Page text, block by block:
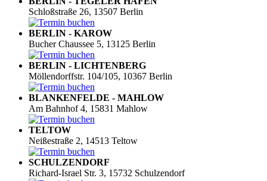
Schloßstraße 26, 13507 Berlin
BERLIN - KAROW
Bucher Chaussee 5, 13125 Berlin
BERLIN - LICHTENBERG
Möllendorffstr. 104/105, 10367 Berlin
BLANKENFELDE - MAHLOW
Am Bahnhof 4, 15831 Mahlow
TELTOW
Neißestraße 2, 14513 Teltow
SCHULZENDORF
Richard-Israel Str. 3, 15732 Schulzendorf